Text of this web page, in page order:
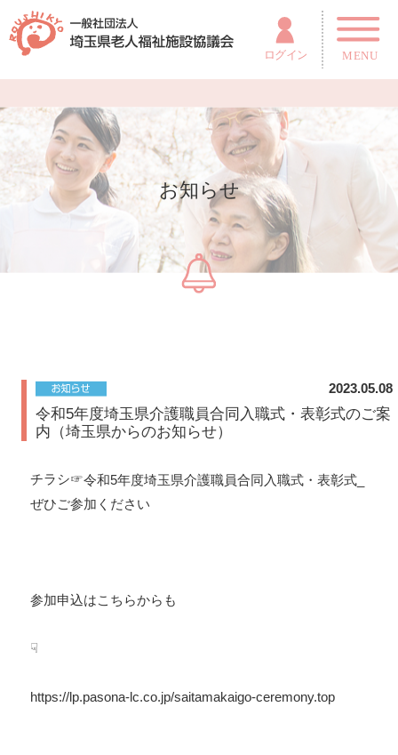
お知らせ
2023.05.08
令和5年度埼玉県介護職員合同入職式・表彰式のご案
内（埼玉県からのお知らせ）
チラシ☞令和5年度埼玉県介護職員合同入職式・表彰式_
ぜひご参加ください
参加申込はこちらからも
☟
https://lp.pasona-lc.co.jp/saitamakaigo-ceremony.top